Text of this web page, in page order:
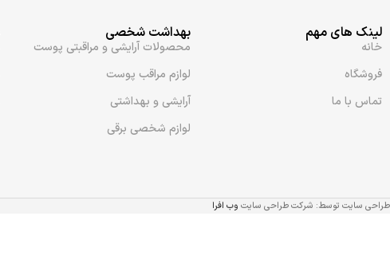
لینک های مهم
خانه
فروشگاه
تماس با ما
بهداشت شخصی
محصولات آرایشی و مراقبتی پوست
لوازم مراقب پوست
آرایشی و بهداشتی
لوازم شخصی برقی
طراحی سایت توسط: شرکت طراحی سایت وب افرا